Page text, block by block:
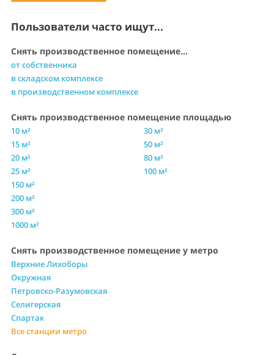
Пользователи часто ищут...
Снять производственное помещение...
от собственника
в складском комплексе
в производственном комплексе
Снять производственное помещение площадью
10 м²
15 м²
20 м²
25 м²
30 м²
50 м²
80 м²
100 м²
150 м²
200 м²
300 м²
1000 м²
Снять производственное помещение у метро
Верхние Лихоборы
Окружная
Петровско-Разумовская
Селигерская
Спартак
Все станции метро